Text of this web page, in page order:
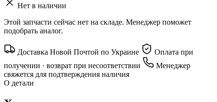
Нет в наличии
Этой запчасти сейчас нет на складе. Менеджер поможет
подобрать аналог.
Доставка Новой Почтой по Украине
Оплата при
получении · возврат при несоответствии
Менеджер
свяжется для подтверждения наличия
О детали